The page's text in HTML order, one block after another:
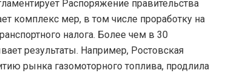
Распоряжение правительства
комплекс мер, в том числе проработку на
налога. Более чем в 30
результаты. Например, Ростовская
рынка газомоторного топлива, продлила